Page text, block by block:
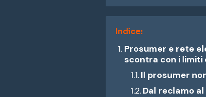
Indice:
Prosumer e rete
scontra con i limiti
Il prosumer
Dal reclamo